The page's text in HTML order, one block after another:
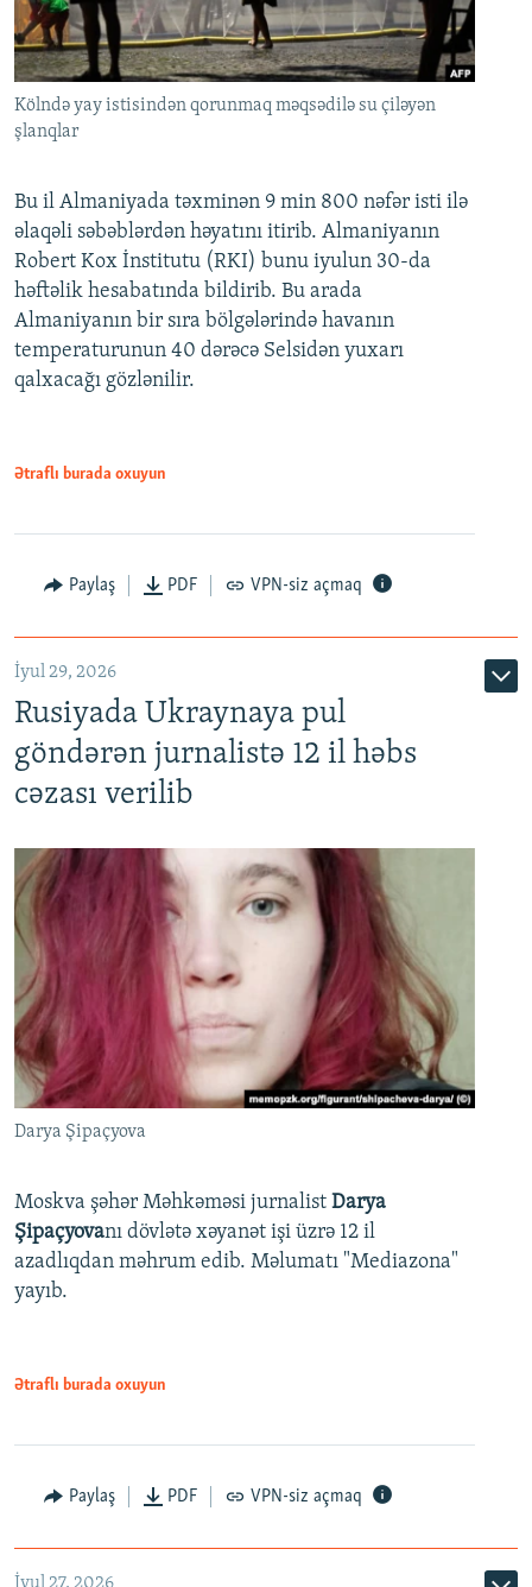
Kölndə yay istisindən qorunmaq məqsədilə su çiləyən
şlanqlar
Bu il Almaniyada təxminən 9 min 800 nəfər isti ilə
əlaqəli səbəblərdən həyatını itirib. Almaniyanın
Robert Kox İnstitutu (RKI) bunu iyulun 30-da
həftəlik hesabatında bildirib. Bu arada
Almaniyanın bir sıra bölgələrində havanın
temperaturunun 40 dərəcə Selsidən yuxarı
qalxacağı gözlənilir.
Ətraflı burada oxuyun
Paylaş PDF VPN-siz açmaq
İyul 29, 2026
Rusiyada Ukraynaya pul
göndərən jurnalistə 12 il həbs
cəzası verilib
Darya Şipaçyova
Moskva şəhər Məhkəməsi jurnalist Darya
Şipaçyovanı dövlətə xəyanət işi üzrə 12 il
azadlıqdan məhrum edib. Məlumatı "Mediazona"
yayıb.
Ətraflı burada oxuyun
Paylaş PDF VPN-siz açmaq
İyul 27, 2026